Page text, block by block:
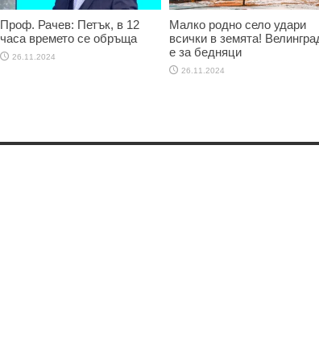
Проф. Рачев: Петък, в 12
часа времето се обръща
26.11.2024
Малко родно село удари
всички в земята!
е за бедняци
26.11.2024